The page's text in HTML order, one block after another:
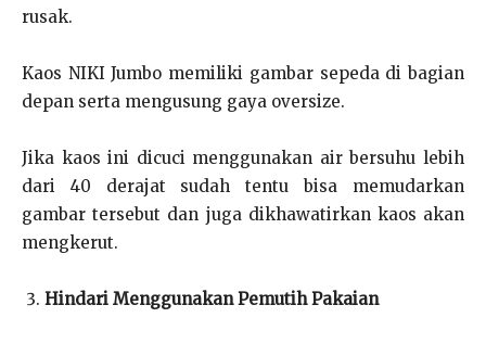
rusak.
Kaos NIKI Jumbo memiliki gambar sepeda di bagian
depan serta mengusung gaya oversize.
Jika kaos ini dicuci menggunakan air bersuhu lebih
dari 40 derajat sudah tentu bisa memudarkan
gambar tersebut dan juga dikhawatirkan kaos akan
mengkerut.
Hindari Menggunakan Pemutih Pakaian